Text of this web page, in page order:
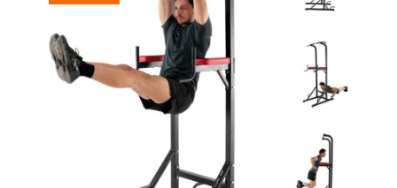
Newan ; si vous
rencontrez des
problèmes sur nos
produits, n'hésitez pas à
nous contacter avec
cette adresse e-mail ou à
nous ferons de notre
mieux pour faire les